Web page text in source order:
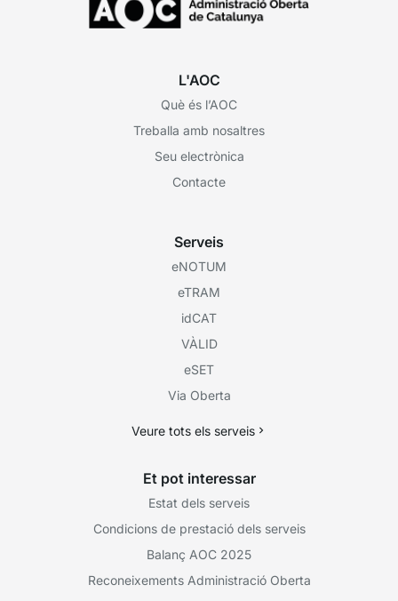
L'AOC
Què és l’AOC
Treballa amb nosaltres
Seu electrònica
Contacte
Serveis
eNOTUM
eTRAM
idCAT
VÀLID
eSET
Via Oberta
Veure tots els serveis
Et pot interessar
Estat dels serveis
Condicions de prestació dels serveis
Balanç AOC 2025
Reconeixements Administració Oberta